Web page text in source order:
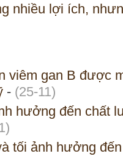
nhiều lợi ích,
viêm gan B được
- (25-11)
hưởng đến chất
tối ảnh hưởng